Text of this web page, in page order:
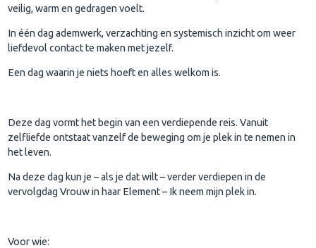
veilig, warm en gedragen voelt.
In één dag ademwerk, verzachting en systemisch inzicht om weer
liefdevol contact te maken met jezelf.
Een dag waarin je niets hoeft en alles welkom is.
Deze dag vormt het begin van een verdiepende reis. Vanuit
zelfliefde ontstaat vanzelf de beweging om je plek in te nemen in
het leven.
Na deze dag kun je – als je dat wilt – verder verdiepen in de
vervolgdag Vrouw in haar Element – Ik neem mijn plek in.
Voor wie: